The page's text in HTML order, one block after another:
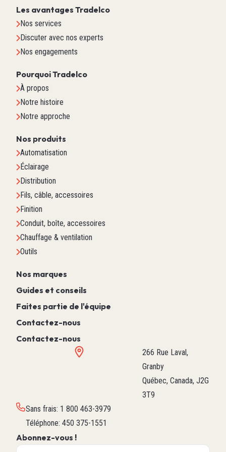
Les avantages Tradelco
Nos services
Discuter avec nos experts
Nos engagements
Pourquoi Tradelco
À propos
Notre histoire
Notre approche
Nos produits
Automatisation
Éclairage
Distribution
Fils, câble, accessoires
Finition
Conduit, boîte, accessoires
Chauffage & ventilation
Outils
Nos marques
Guides et conseils
Faites partie de l'équipe
Contactez-nous
Contactez-nous
266 Rue Laval,
Granby
Québec, Canada, J2G
3T9
Sans frais: 1 800 463-3979
Téléphone: 450 375-1551
Abonnez-vous !